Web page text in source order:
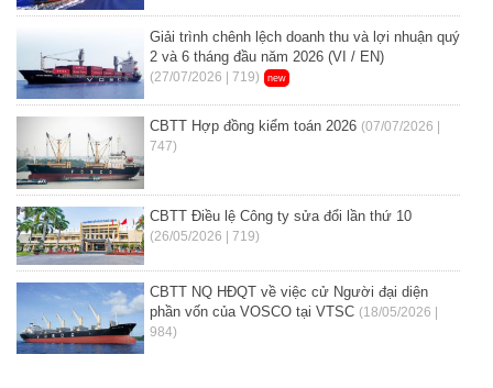
Giải trình chênh lệch doanh thu và lợi nhuận quý
2 và 6 tháng đầu năm 2026 (VI / EN)
(27/07/2026 | 719) new
CBTT Hợp đồng kiểm toán 2026 (07/07/2026 |
747)
CBTT Điều lệ Công ty sửa đổi lần thứ 10
(26/05/2026 | 719)
CBTT NQ HĐQT về việc cử Người đại diện
phần vốn của VOSCO tại VTSC (18/05/2026 |
984)